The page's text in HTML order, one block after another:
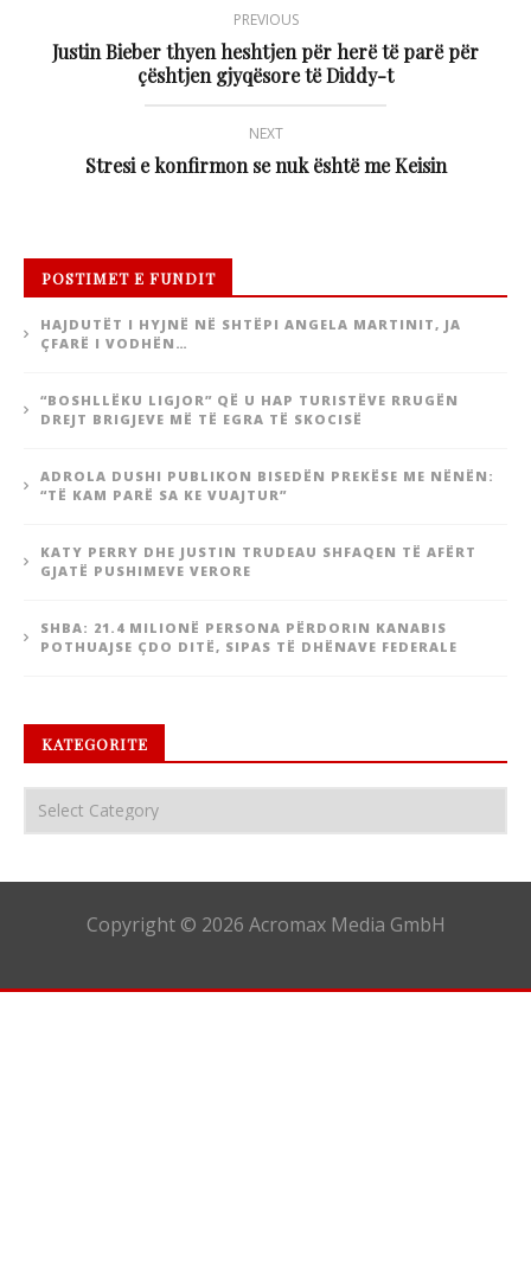
PREVIOUS
Justin Bieber thyen heshtjen për herë të parë për
çështjen gjyqësore të Diddy-t
NEXT
Stresi e konfirmon se nuk është me Keisin
POSTIMET E FUNDIT
HAJDUTËT I HYJNË NË SHTËPI ANGELA MARTINIT, JA
ÇFARË I VODHËN…
“BOSHLLËKU LIGJOR” QË U HAP TURISTËVE RRUGËN
DREJT BRIGJEVE MË TË EGRA TË SKOCISË
ADROLA DUSHI PUBLIKON BISEDËN PREKËSE ME NËNËN:
“TË KAM PARË SA KE VUAJTUR”
KATY PERRY DHE JUSTIN TRUDEAU SHFAQEN TË AFËRT
GJATË PUSHIMEVE VERORE
SHBA: 21.4 MILIONË PERSONA PËRDORIN KANABIS
POTHUAJSE ÇDO DITË, SIPAS TË DHËNAVE FEDERALE
KATEGORITE
Copyright © 2026 Acromax Media GmbH